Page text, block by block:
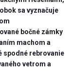
sa vyznačuje
bočné zámky
machom a
spodné rebrovanie
vetrom a